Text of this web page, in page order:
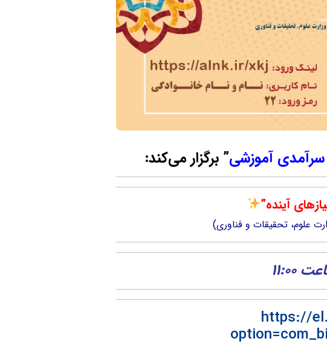
آموزشی” برگزار می‌کند:
آینده”
علوم، تحقیقات و فناوری)
https://